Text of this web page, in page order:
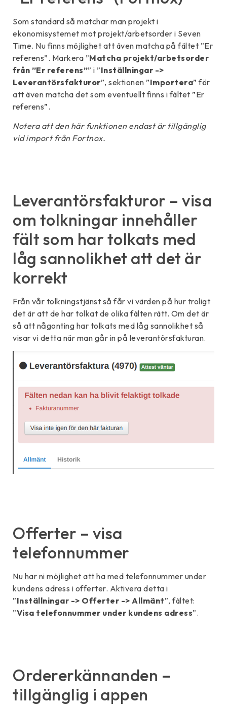
Som standard så matchar man projekt i
ekonomisystemet mot projekt/arbetsorder i Seven
Time. Nu finns möjlighet att även matcha på fältet ”Er
referens”. Markera ”Matcha projekt/arbetsorder
från ”Er referens”” i ”Inställningar ->
Leverantörsfakturor”, sektionen ”Importera” för
att även matcha det som eventuellt finns i fältet ”Er
referens”.
Notera att den här funktionen endast är tillgänglig
vid import från Fortnox.
Leverantörsfakturor – visa
om tolkningar innehåller
fält som har tolkats med
låg sannolikhet att det är
korrekt
Från vår tolkningstjänst så får vi värden på hur troligt
det är att de har tolkat de olika fälten rätt. Om det är
så att någonting har tolkats med låg sannolikhet så
visar vi detta när man går in på leverantörsfakturan.
Offerter – visa
telefonnummer
Nu har ni möjlighet att ha med telefonnummer under
kundens adress i offerter. Aktivera detta i
”Inställningar -> Offerter -> Allmänt”, fältet:
”Visa telefonnummer under kundens adress”.
Ordererkännanden –
tillgänglig i appen